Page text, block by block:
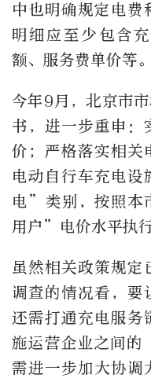
中也明确规定电费
明细应至少包含
额、服务费单价等。
今年9月，北京市
书，进一步重申：
价；严格落实相关
电动自行车充电
电”类别，按照本
用户”电价水平执行
虽然相关政策规定
调查的情况看，要
还需打通充电服务
施运营企业之间
需进一步加大协调